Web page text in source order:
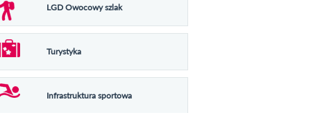
LGD Owocowy szlak
Turystyka
Infrastruktura sportowa